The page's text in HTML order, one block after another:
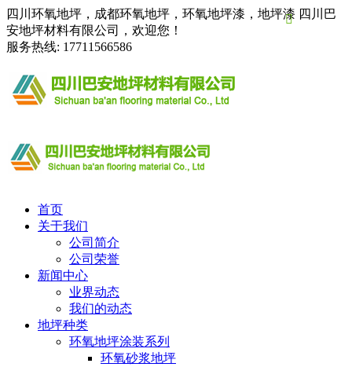
四川环氧地坪，成都环氧地坪，环氧地坪漆，地坪漆 四川巴
安地坪材料有限公司，欢迎您！
服务热线: 17711566586

首页
关于我们
公司简介
公司荣誉
新闻中心
业界动态
我们的动态
地坪种类
环氧地坪涂装系列
环氧砂浆地坪